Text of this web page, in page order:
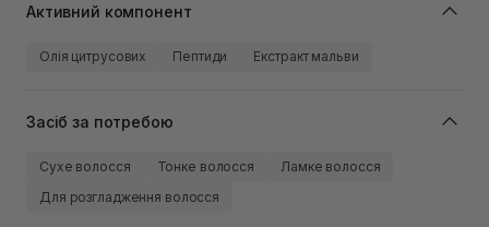
Активний компонент
Олія цитрусових Пептиди Екстракт мальви
Засіб за потребою
Сухе волосся Тонке волосся
Ламке волосся
Для розгладження волосся